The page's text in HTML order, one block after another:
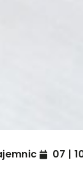
07 |